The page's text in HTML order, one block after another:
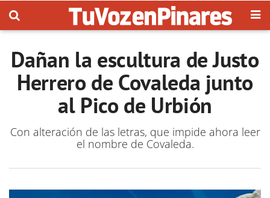
Dañan la escultura de Justo
Herrero de Covaleda junto
al Pico de Urbión
Con alteración de las letras, que impide ahora leer
el nombre de Covaleda.